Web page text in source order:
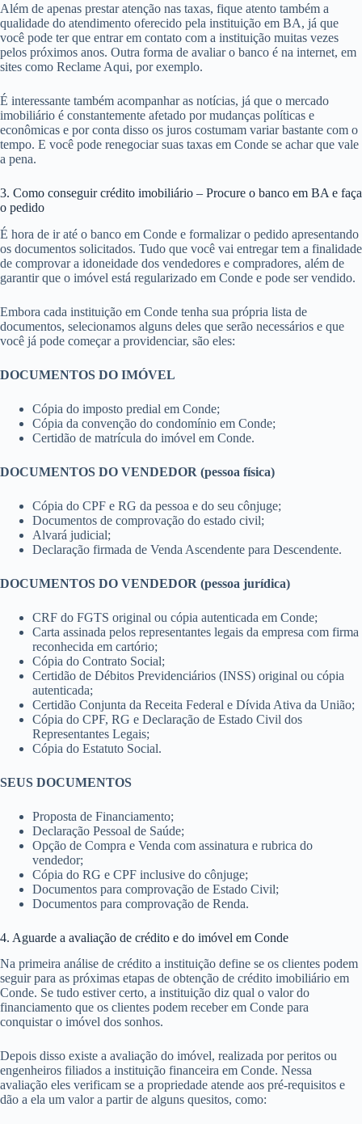
Além de apenas prestar atenção nas taxas, fique atento também a
qualidade do atendimento oferecido pela instituição em BA, já que
você pode ter que entrar em contato com a instituição muitas vezes
pelos próximos anos. Outra forma de avaliar o banco é na internet, em
sites como Reclame Aqui, por exemplo.
É interessante também acompanhar as notícias, já que o mercado
imobiliário é constantemente afetado por mudanças políticas e
econômicas e por conta disso os juros costumam variar bastante com o
tempo. E você pode renegociar suas taxas em Conde se achar que vale
a pena.
3. Como conseguir crédito imobiliário – Procure o banco em BA e faça
o pedido
É hora de ir até o banco em Conde e formalizar o pedido apresentando
os documentos solicitados. Tudo que você vai entregar tem a finalidade
de comprovar a idoneidade dos vendedores e compradores, além de
garantir que o imóvel está regularizado em Conde e pode ser vendido.
Embora cada instituição em Conde tenha sua própria lista de
documentos, selecionamos alguns deles que serão necessários e que
você já pode começar a providenciar, são eles:
DOCUMENTOS DO IMÓVEL
Cópia do imposto predial em Conde;
Cópia da convenção do condomínio em Conde;
Certidão de matrícula do imóvel em Conde.
DOCUMENTOS DO VENDEDOR (pessoa física)
Cópia do CPF e RG da pessoa e do seu cônjuge;
Documentos de comprovação do estado civil;
Alvará judicial;
Declaração firmada de Venda Ascendente para Descendente.
DOCUMENTOS DO VENDEDOR (pessoa jurídica)
CRF do FGTS original ou cópia autenticada em Conde;
Carta assinada pelos representantes legais da empresa com firma
reconhecida em cartório;
Cópia do Contrato Social;
Certidão de Débitos Previdenciários (INSS) original ou cópia
autenticada;
Certidão Conjunta da Receita Federal e Dívida Ativa da União;
Cópia do CPF, RG e Declaração de Estado Civil dos
Representantes Legais;
Cópia do Estatuto Social.
SEUS DOCUMENTOS
Proposta de Financiamento;
Declaração Pessoal de Saúde;
Opção de Compra e Venda com assinatura e rubrica do
vendedor;
Cópia do RG e CPF inclusive do cônjuge;
Documentos para comprovação de Estado Civil;
Documentos para comprovação de Renda.
4. Aguarde a avaliação de crédito e do imóvel em Conde
Na primeira análise de crédito a instituição define se os clientes podem
seguir para as próximas etapas de obtenção de crédito imobiliário em
Conde. Se tudo estiver certo, a instituição diz qual o valor do
financiamento que os clientes podem receber em Conde para
conquistar o imóvel dos sonhos.
Depois disso existe a avaliação do imóvel, realizada por peritos ou
engenheiros filiados a instituição financeira em Conde. Nessa
avaliação eles verificam se a propriedade atende aos pré-requisitos e
dão a ela um valor a partir de alguns quesitos, como: